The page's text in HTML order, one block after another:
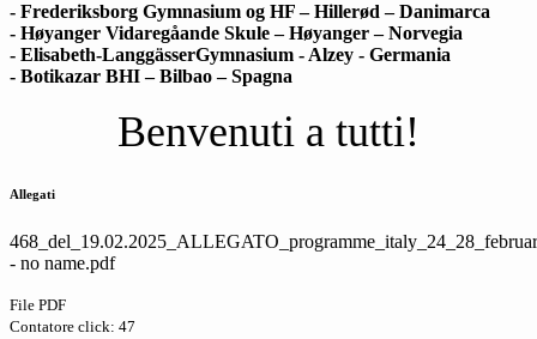
- Frederiksborg Gymnasium og HF – Hillerød – Danimarca
- Høyanger Vidaregåande Skule – Høyanger – Norvegia
- Elisabeth-LanggässerGymnasium - Alzey - Germania
- Botikazar BHI – Bilbao – Spagna
Benvenuti a tutti!
Allegati
- no name.pdf
File PDF
Contatore click: 47